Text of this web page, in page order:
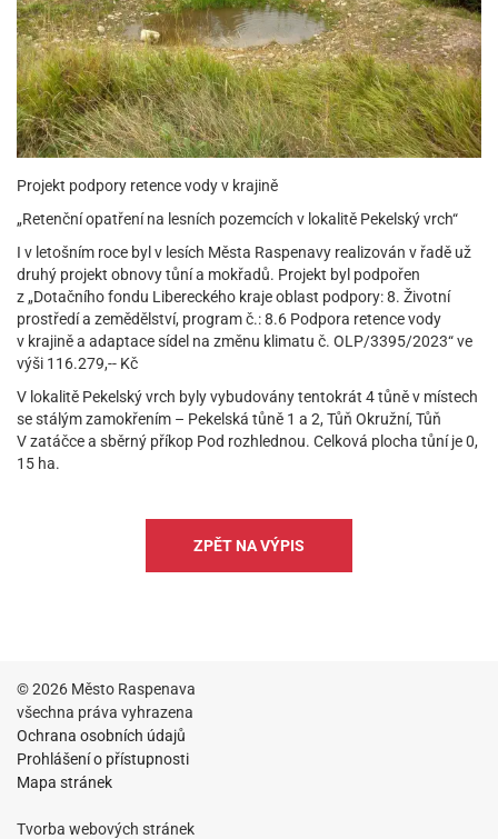
Projekt podpory retence vody v krajině
„Retenční opatření na lesních pozemcích v lokalitě Pekelský vrch“
I v letošním roce byl v lesích Města Raspenavy realizován v řadě už
druhý projekt obnovy tůní a mokřadů. Projekt byl podpořen
z „Dotačního fondu Libereckého kraje oblast podpory: 8. Životní
prostředí a zemědělství, program č.: 8.6 Podpora retence vody
v krajině a adaptace sídel na změnu klimatu č. OLP/3395/2023“ ve
výši 116.279,-- Kč
V lokalitě Pekelský vrch byly vybudovány tentokrát 4 tůně v místech
se stálým zamokřením – Pekelská tůně 1 a 2, Tůň Okružní, Tůň
V zatáčce a sběrný příkop Pod rozhlednou. Celková plocha tůní je 0,
15 ha.
ZPĚT NA VÝPIS
© 2026 Město Raspenava
všechna práva vyhrazena
Ochrana osobních údajů
Prohlášení o přístupnosti
Mapa stránek
Tvorba webových stránek